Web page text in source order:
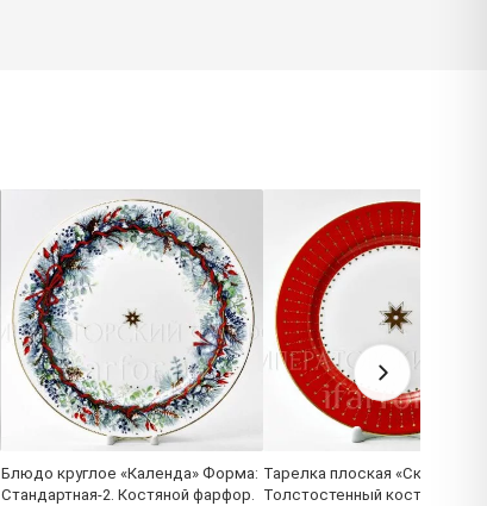
Блюдо круглое «Календа» Форма:
Стандартная-2. Костяной фарфор.
Тарелка плоская «Скарлетт»
Толстостенный костяной